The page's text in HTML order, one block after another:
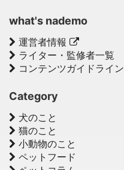
what's nademo
運営者情報
ライター・監修者一覧
コンテンツガイドライン
Category
犬のこと
猫のこと
小動物のこと
ペットフード